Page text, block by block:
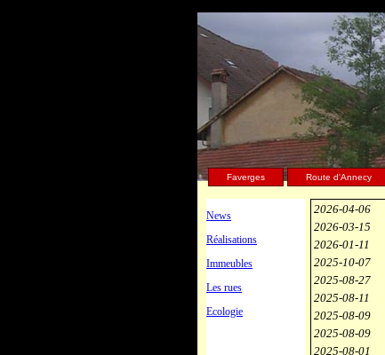
News
Réalisations
Immeubles
Les rues
Ecologie
Faverges Route d'Annecy
2026-04-06
2026-03-15
2026-01-11
2025-10-07
2025-08-27
2025-08-11
2025-08-09
2025-08-09
2025-08-01